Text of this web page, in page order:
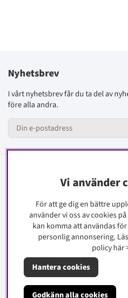
Nyhetsbrev
I vårt nyhetsbrev får du ta del av
före alla andra.
Köpinfo
Integritetspolicy
Cookiepolicy
Om oss
Vi använder
För att ge dig en bättre
använder vi oss av cookies
kan komma att användas
personlig annonsering.
policyhär
Hantera cookies
Godkänn alla cookies